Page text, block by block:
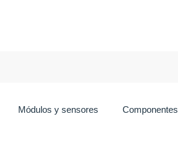
Módulos y sensores Componentes